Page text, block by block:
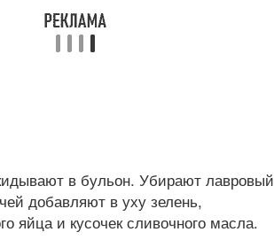
в бульон. Убирают лавровый
добавляют в уху зелень,
яйца и кусочек сливочного масла.